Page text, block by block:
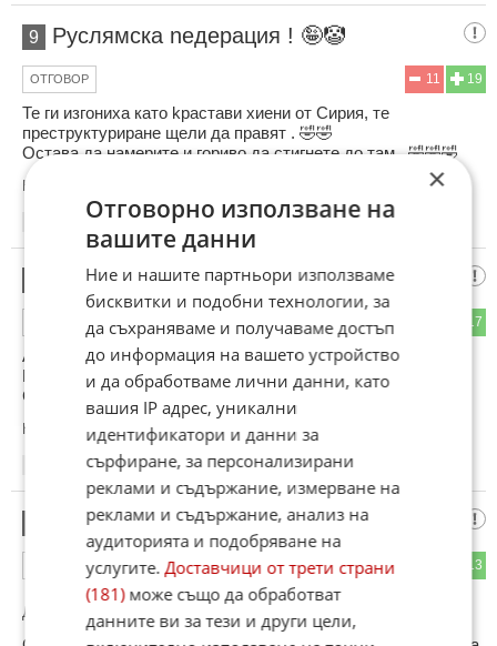
9 Рycлямска neдepaция ! 🤪🤡
19
11
ОТГОВОР
Те ги изгониха като kpacтави xиени от Сирия, те
преструктуриране щели да правят . 🤣🤣
Остава да намерите и гориво да стигнете до там . 🤣🤣🤣
Коментиран от
10.06.2026
Въпрос
17
Абе... ко става с Башарчо?! Май вече не са дружки с ка
Путчо.
С приятели като ка Путин - врагове не ти требат.
Коментиран от#11
10.06.2026
1945
13
ОТГОВОР
До коментар
×
Отговорно използване на
вашите данни
Ние и нашите партньори използваме
бисквитки и подобни технологии, за
да съхраняваме и получаваме достъп
до информация на вашето устройство
и да обработваме лични данни, като
вашия IP адрес, уникални
идентификатори и данни за
сърфиране, за персонализирани
реклами и съдържание, измерване на
реклами и съдържание, анализ на
аудиторията и подобряване на
услугите.Доставчици от трети страни
(181)може също да обработват
данните ви за тези и други цели,